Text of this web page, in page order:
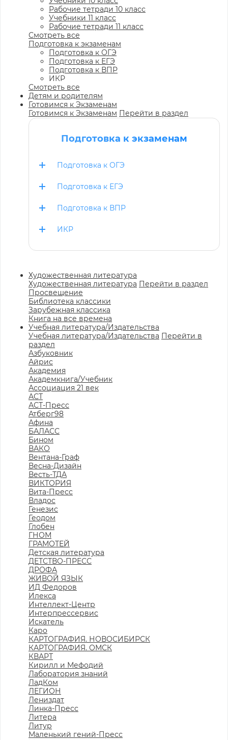
Рабочие тетради 10 класс
Учебники 11 класс
Рабочие тетради 11 класс
Смотреть все
Подготовка к экзаменам
Подготовка к ОГЭ
Подготовка к ЕГЭ
Подготовка к ВПР
ИКР
Смотреть все
Детям и родителям
Готовимся к Экзаменам
Готовимся к Экзаменам Перейти в раздел
Подготовка к экзаменам
Подготовка к ОГЭ
Подготовка к ЕГЭ
Подготовка к ВПР
ИКР
Художественная литература
Художественная литература Перейти в раздел
Просвещение
Библиотека классики
Зарубежная классика
Книга на все времена
Учебная литература/Издательства
Учебная литература/Издательства Перейти в
раздел
Азбуковник
Айрис
Академия
Академкнига/Учебник
Ассоциация 21 век
АСТ
АСТ-Пресс
Атберг98
Афина
БАЛАСС
Бином
ВАКО
Вентана-Граф
Весна-Дизайн
Весть-ТДА
ВИКТОРИЯ
Вита-Пресс
Владос
Генезис
Геодом
Глобен
ГНОМ
ГРАМОТЕЙ
Детская литература
ДЕТСТВО-ПРЕСС
ДРОФА
ЖИВОЙ ЯЗЫК
ИД Федоров
Илекса
Интеллект-Центр
Интерпрессервис
Искатель
Каро
КАРТОГРАФИЯ. НОВОСИБИРСК
КАРТОГРАФИЯ. ОМСК
КВАРТ
Кирилл и Мефодий
Лаборатория знаний
ЛадКом
ЛЕГИОН
Лениздат
Линка-Пресс
Литера
Литур
Маленький гений-Пресс